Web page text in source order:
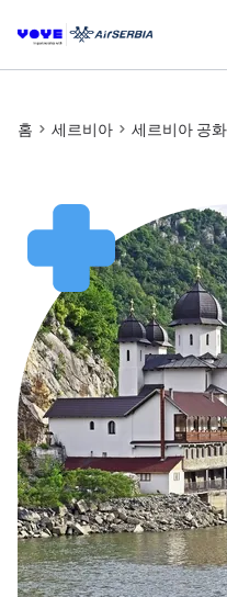
홈 세르비아 세르비아 공